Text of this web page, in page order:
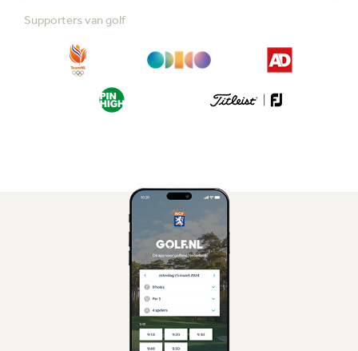
Supporters van golf